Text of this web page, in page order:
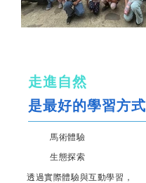
走進自然
是最好的學習方式
馬術體驗
生態探索
透過實際體驗與互動學習，